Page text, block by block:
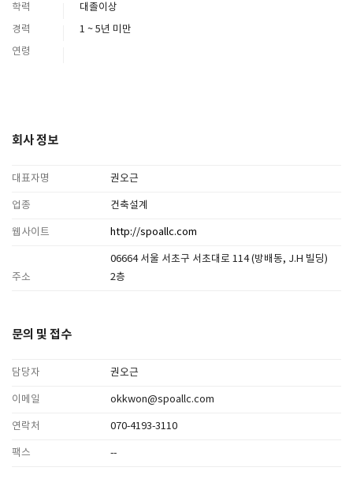
학력
대졸이상
경력
1 ~ 5년 미만
연령
회사 정보
대표자명 권오근
업종 건축설계
웹사이트 http://spoallc.com
주소
06664 서울 서초구 서초대로 114 (방배동, J.H 빌딩)
2층
문의 및 접수
담당자 권오근
이메일 okkwon@spoallc.com
연락처 070-4193-3110
팩스 --